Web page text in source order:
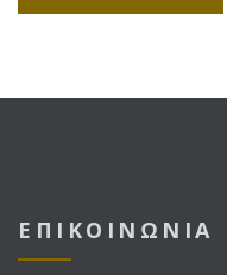
ΕΠΙΚΟΙΝΩΝΙΑ